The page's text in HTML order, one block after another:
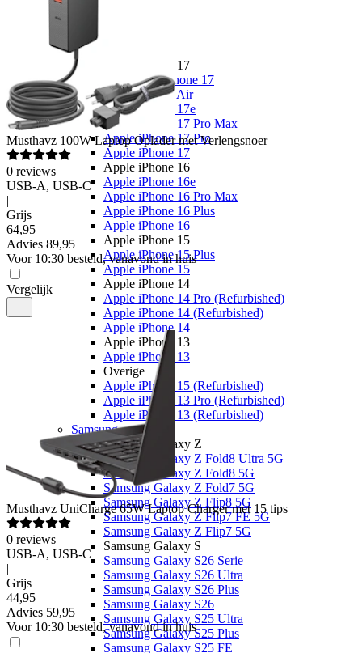
Merken
Apple
Apple iPhone 17
Alle Apple iPhone 17
Apple iPhone Air
Apple iPhone 17e
Apple iPhone 17 Pro Max
Apple iPhone 17 Pro
Apple iPhone 17
Apple iPhone 16
Apple iPhone 16e
Apple iPhone 16 Pro Max
Apple iPhone 16 Plus
Apple iPhone 16
Apple iPhone 15
Apple iPhone 15 Plus
Apple iPhone 15
Apple iPhone 14
Apple iPhone 14 Pro (Refurbished)
Apple iPhone 14 (Refurbished)
Apple iPhone 14
Apple iPhone 13
Apple iPhone 13
Overige
Apple iPhone 15 (Refurbished)
Apple iPhone 13 Pro (Refurbished)
Apple iPhone 13 (Refurbished)
Samsung
Samsung Galaxy Z
Samsung Galaxy Z Fold8 Ultra 5G
Samsung Galaxy Z Fold8 5G
Samsung Galaxy Z Fold7 5G
Samsung Galaxy Z Flip8 5G
Samsung Galaxy Z Flip7 FE 5G
Samsung Galaxy Z Flip7 5G
Samsung Galaxy S
Samsung Galaxy S26 Serie
Samsung Galaxy S26 Ultra
Samsung Galaxy S26 Plus
Samsung Galaxy S26
Samsung Galaxy S25 Ultra
Samsung Galaxy S25 Plus
Samsung Galaxy S25 FE
Musthavz 100W Laptop Oplader met Verlengsnoer
0 reviews
USB-A, USB-C
|
Grijs
64,95
Advies 89,95
Voor 10:30 besteld, vanavond in huis
Vergelijk
Musthavz UniCharge 65W Laptop Charger met 15 tips
0 reviews
USB-A, USB-C
|
Grijs
44,95
Advies 59,95
Voor 10:30 besteld, vanavond in huis